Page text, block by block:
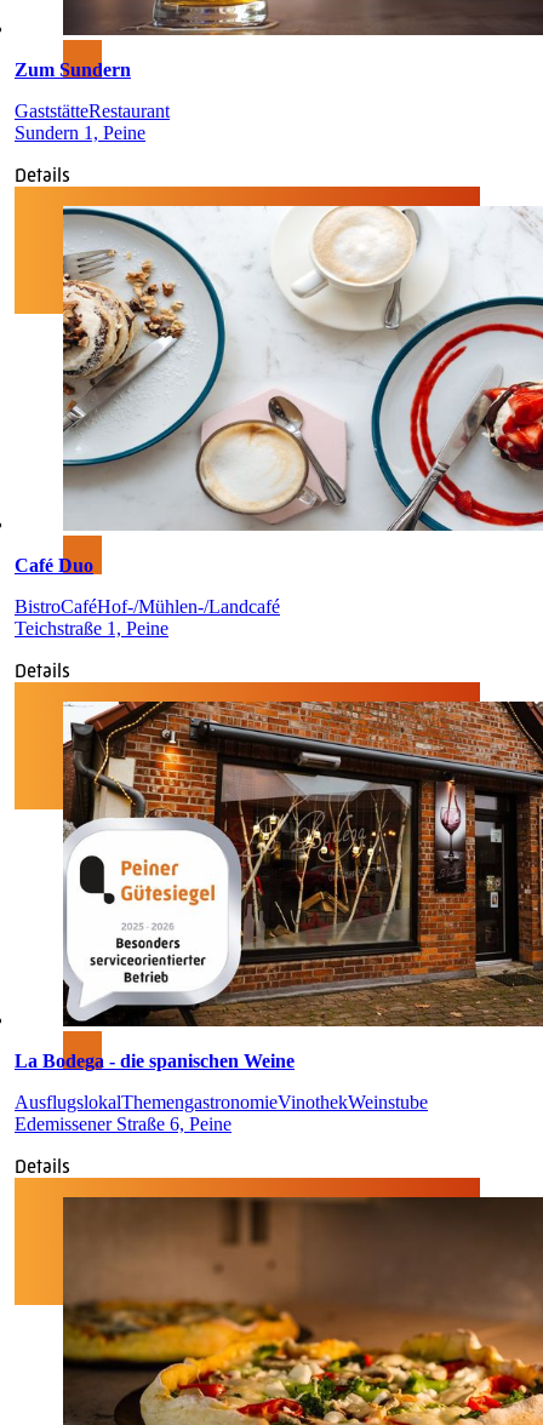
Zum Sundern
GaststätteRestaurant
Sundern 1, Peine
Details
Café Duo
BistroCaféHof-/Mühlen-/Landcafé
Teichstraße 1, Peine
Details
La Bodega - die spanischen Weine
AusflugslokalThemengastronomieVinothekWeinstube
Edemissener Straße 6, Peine
Details